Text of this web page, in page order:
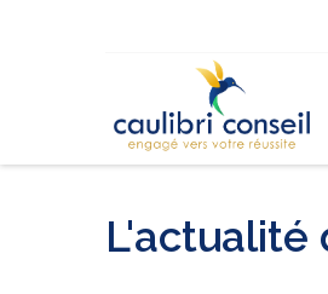
L'actualité